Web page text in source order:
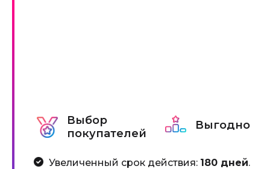
Выбор
покупателей
Выгодно
Увеличенный срок действия: 180 дней.